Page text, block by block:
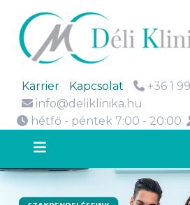
Karrier Kapcsolat
+36 1
info@deliklinika.hu
hétfő - péntek 7:00 - 20:00